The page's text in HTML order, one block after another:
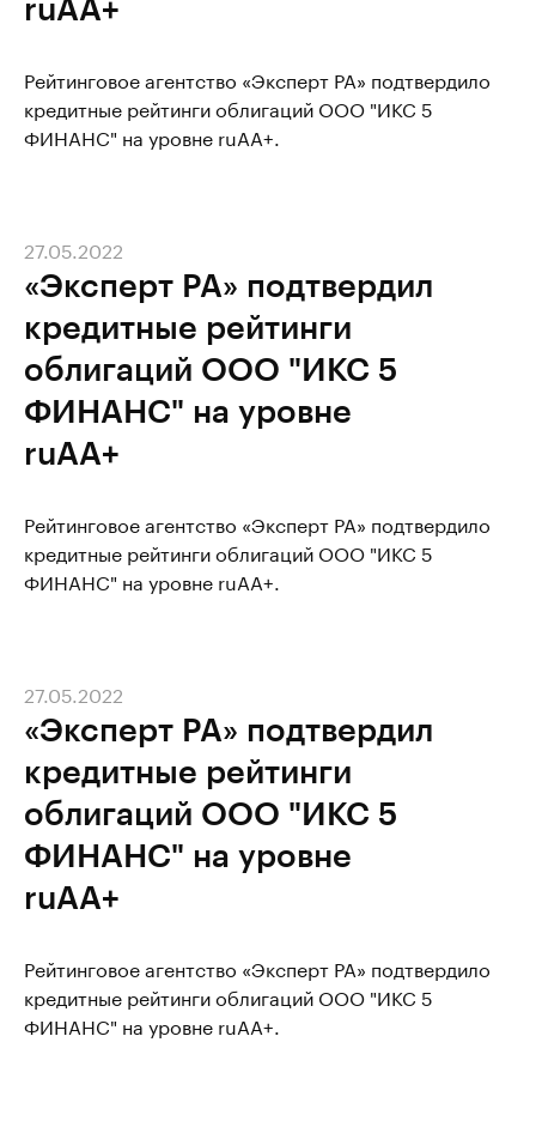
Рейтинговое агентство «Эксперт РА» подтвердило
кредитные рейтинги облигаций ООО "ИКС 5
ФИНАНС" на уровне ruAA+.
«Эксперт РА» подтвердил
кредитные рейтинги
облигаций ООО "ИКС 5
ФИНАНС" на уровне
ruAA+
27.05.2022
Рейтинговое агентство «Эксперт РА» подтвердило
кредитные рейтинги облигаций ООО "ИКС 5
ФИНАНС" на уровне ruAA+.
«Эксперт РА» подтвердил
кредитные рейтинги
облигаций ООО "ИКС 5
ФИНАНС" на уровне
ruAA+
27.05.2022
Рейтинговое агентство «Эксперт РА» подтвердило
кредитные рейтинги облигаций ООО "ИКС 5
ФИНАНС" на уровне ruAA+.